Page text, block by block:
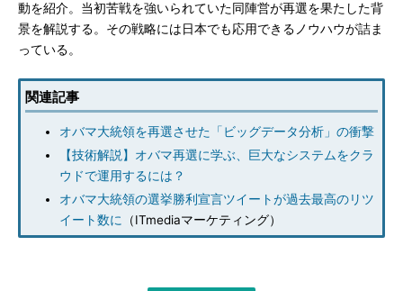
動を紹介。当初苦戦を強いられていた同陣営が再選を果たした背
景を解説する。その戦略には日本でも応用できるノウハウが詰ま
っている。
関連記事
オバマ大統領を再選させた「ビッグデータ分析」の衝撃
【技術解説】オバマ再選に学ぶ、巨大なシステムをクラ
ウドで運用するには？
オバマ大統領の選挙勝利宣言ツイートが過去最高のリツ
イート数に
（ITmediaマーケティング）